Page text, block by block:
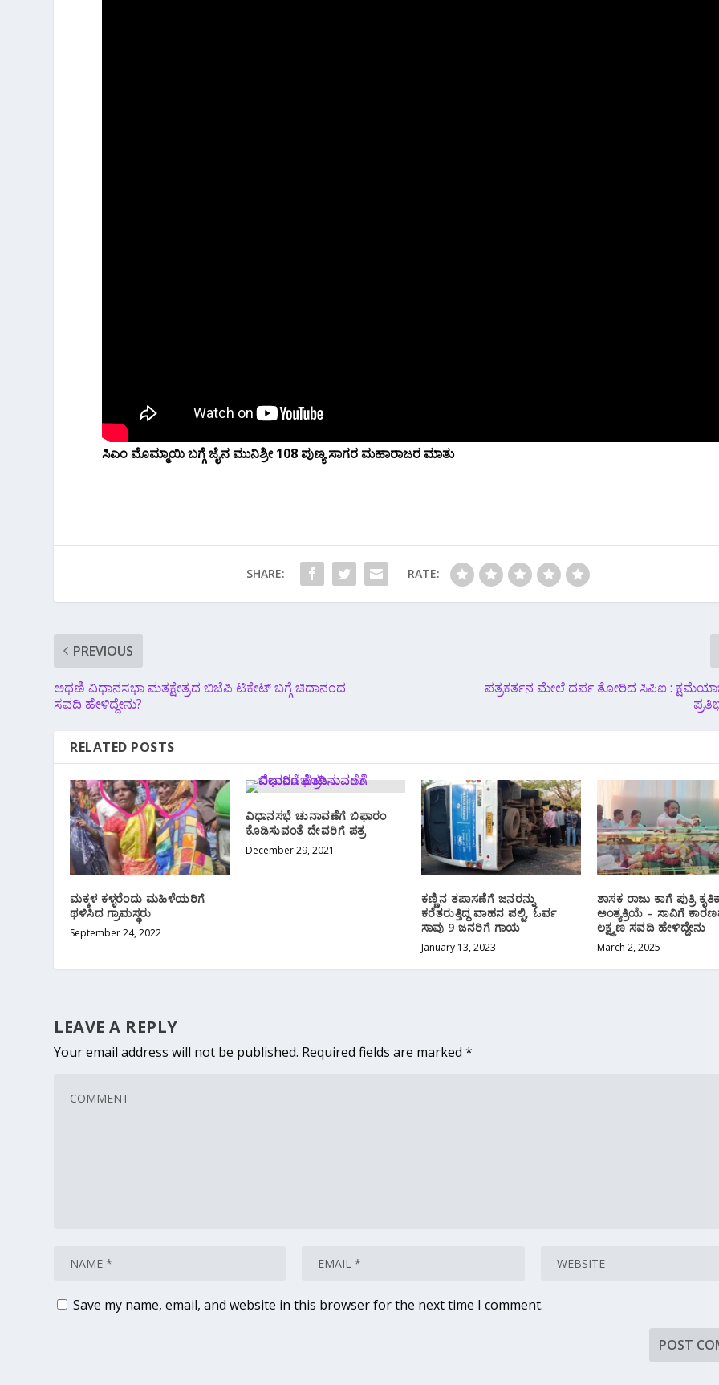
ಸಿಎಂ ಮೊಮ್ಮಾಯಿ‌ ಬಗ್ಗೆ ಜೈನ ಮುನಿಶ್ರೀ 108 ಪುಣ್ಯ ಸಾಗರ ಮಹಾರಾಜರ ಮಾತು
SHARE: RATE:
PREVIOUS
ಅಥಣಿ ವಿಧಾನಸಭಾ ಮತಕ್ಷೇತ್ರದ ಬಿಜೆಪಿ ಟಿಕೇಟ್ ಬಗ್ಗೆ ಚಿದಾನಂದ
ಸವದಿ ಹೇಳಿದ್ದೇನು?
ಪತ್ರಕರ್ತನ ಮೇಲೆ ದರ್ಪ ತೋರಿದ ಸಿಪಿಐ :
RELATED POSTS
ಮಕ್ಕಳ ಕಳ್ಳರೆಂದು ಮಹಿಳೆಯರಿಗೆ
ಥಳಿಸಿದ ಗ್ರಾಮಸ್ಥರು
September 24, 2022
ವಿಧಾನಸಭೆ ಚುನಾವಣೆಗೆ ಬಿಫಾರಂ
ಕೊಡಿಸುವಂತೆ ದೇವರಿಗೆ ಪತ್ರ
December 29, 2021
ಕಣ್ಣಿನ ತಪಾಸಣೆಗೆ ಜನರನ್ನು
ಕರೆತರುತ್ತಿದ್ದ ವಾಹನ ಪಲ್ಟಿ, ಓರ್ವ
ಸಾವು 9 ಜನರಿಗೆ ಗಾಯ
January 13, 2023
ಶಾಸಕ ರಾಜು ಕಾಗೆ ಪುತ್ರಿ
ಅಂತ್ಯಕ್ರಿಯೆ – ಸಾವಿಗೆ
ಲಕ್ಷ್ಮಣ ಸವದಿ ಹೇಳಿದ್ದೇನು
March 2, 2025
LEAVE A REPLY
Your email address will not be published. Required fields are marked*
Save my name, email, and website in this browser for the next time I comment.